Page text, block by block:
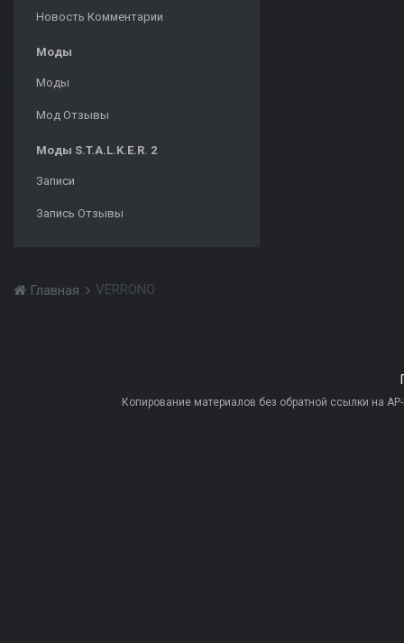
Новость Комментарии
Моды
Моды
Мод Отзывы
Моды S.T.A.L.K.E.R. 2
Записи
Запись Отзывы
Главная VERRONO
Копирование материалов без обратной ссылки на